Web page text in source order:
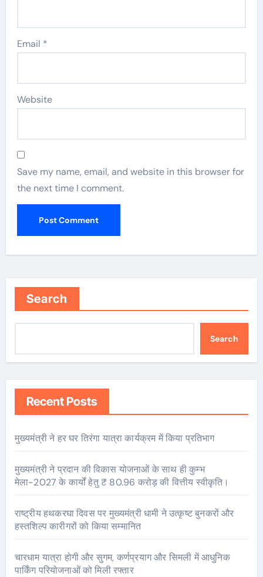
Email *
Website
Save my name, email, and website in this browser for
the next time I comment.
Search
Search
Recent Posts
मुख्यमंत्री ने हर घर तिरंगा यात्रा कार्यक्रम में किया प्रतिभाग
मुख्यमंत्री ने प्रदान की विकास योजनाओं के साथ ही कुम्भ
मेला-2027 के कार्यों हेतु ₹ 80.96 करोड़ की वित्तीय स्वीकृति।
राष्ट्रीय हथकरघा दिवस पर मुख्यमंत्री धामी ने उत्कृष्ट बुनकरों और
हस्तशिल्प कारीगरों को किया सम्मानित
चारधाम यात्रा होगी और सुगम, कर्णप्रयाग और सिमली में आधुनिक
पार्किंग परियोजनाओं को मिली रफ्तार